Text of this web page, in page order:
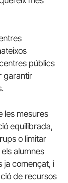
públics
garantir
les mesures
equilibrada,
o limitar
alumnes
ja començat, i
de recursos